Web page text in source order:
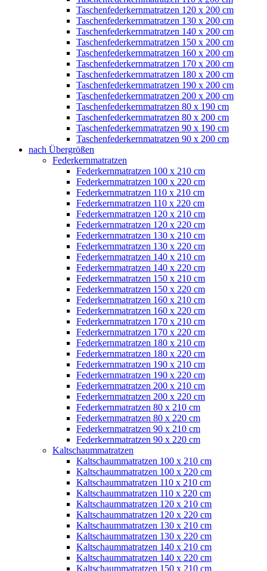
Taschenfederkernmatratzen 120 x 200 cm
Taschenfederkernmatratzen 130 x 200 cm
Taschenfederkernmatratzen 140 x 200 cm
Taschenfederkernmatratzen 150 x 200 cm
Taschenfederkernmatratzen 160 x 200 cm
Taschenfederkernmatratzen 170 x 200 cm
Taschenfederkernmatratzen 180 x 200 cm
Taschenfederkernmatratzen 190 x 200 cm
Taschenfederkernmatratzen 200 x 200 cm
Taschenfederkernmatratzen 80 x 190 cm
Taschenfederkernmatratzen 80 x 200 cm
Taschenfederkernmatratzen 90 x 190 cm
Taschenfederkernmatratzen 90 x 200 cm
nach Übergrößen
Federkernmatratzen
Federkernmatratzen 100 x 210 cm
Federkernmatratzen 100 x 220 cm
Federkernmatratzen 110 x 210 cm
Federkernmatratzen 110 x 220 cm
Federkernmatratzen 120 x 210 cm
Federkernmatratzen 120 x 220 cm
Federkernmatratzen 130 x 210 cm
Federkernmatratzen 130 x 220 cm
Federkernmatratzen 140 x 210 cm
Federkernmatratzen 140 x 220 cm
Federkernmatratzen 150 x 210 cm
Federkernmatratzen 150 x 220 cm
Federkernmatratzen 160 x 210 cm
Federkernmatratzen 160 x 220 cm
Federkernmatratzen 170 x 210 cm
Federkernmatratzen 170 x 220 cm
Federkernmatratzen 180 x 210 cm
Federkernmatratzen 180 x 220 cm
Federkernmatratzen 190 x 210 cm
Federkernmatratzen 190 x 220 cm
Federkernmatratzen 200 x 210 cm
Federkernmatratzen 200 x 220 cm
Federkernmatratzen 80 x 210 cm
Federkernmatratzen 80 x 220 cm
Federkernmatratzen 90 x 210 cm
Federkernmatratzen 90 x 220 cm
Kaltschaummatratzen
Kaltschaummatratzen 100 x 210 cm
Kaltschaummatratzen 100 x 220 cm
Kaltschaummatratzen 110 x 210 cm
Kaltschaummatratzen 110 x 220 cm
Kaltschaummatratzen 120 x 210 cm
Kaltschaummatratzen 120 x 220 cm
Kaltschaummatratzen 130 x 210 cm
Kaltschaummatratzen 130 x 220 cm
Kaltschaummatratzen 140 x 210 cm
Kaltschaummatratzen 140 x 220 cm
Kaltschaummatratzen 150 x 210 cm